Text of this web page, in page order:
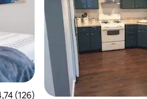
: 4,8 sur 5
moyenne sur la base de
(126)